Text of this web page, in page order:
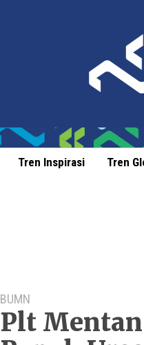
Tren Inspirasi Tren
BUMN
Plt